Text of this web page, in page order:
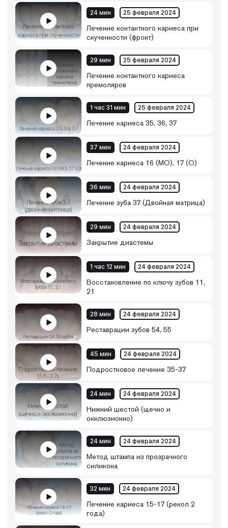
24 мин 25 февраля 2024
Лечение контактного кариеса при
скученности (фронт)
29 мин 25 февраля 2024
Лечение контактного кариеса
премоляров
1 час 31 мин 25 февраля 2024
Лечение кариеса 35, 36, 37
37 мин 24 февраля 2024
Лечение кариеса 16 (МО), 17 (О)
36 мин 24 февраля 2024
Лечение зуба 37 (Двойная матрица)
29 мин 24 февраля 2024
Закрытие диастемы
1 час 12 мин 24 февраля 2024
Восстановление по ключу зубов 11,
21
28 мин 24 февраля 2024
Реставрации зубов 54, 55
45 мин 24 февраля 2024
Подростковое лечение 35-37
24 мин 24 февраля 2024
Нижний шестой (щечно и
окклюзионно)
24 мин 24 февраля 2024
Метод штампа из прозрачного
силикона
32 мин 24 февраля 2024
Лечение кариеса 15-17 (рекол 2
года)